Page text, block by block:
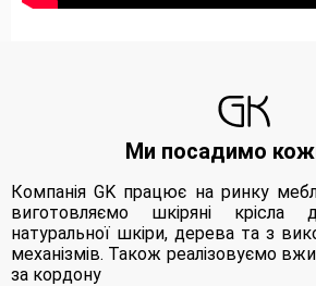
Ми посадимо
Компанія GK працює на ринку
виготовляємо шкіряні крісла
натуральної шкіри, дерева та з
механізмів. Також реалізовуємо
за кордону